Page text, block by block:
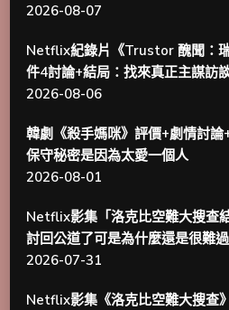
2026-08-07
Netflix紀錄片《Trustor 醜聞：
件4討論+結局：找來真正主謀訪
2026-08-06
韓劇《殺手媽咪》評價+劇情討
保守秘密是因為太愛一個人
2026-08-01
Netflix影集「洛克比空難大搜查
討回公道了可是為什麼還是很難
2026-07-31
Netflix影集《洛克比空難大搜查